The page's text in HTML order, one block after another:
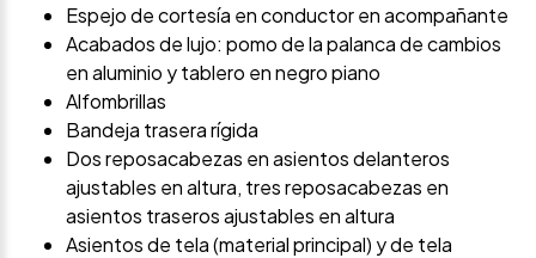
Espejo de cortesía en conductor en acompañante
Acabados de lujo: pomo de la palanca de cambios
en aluminio y tablero en negro piano
Alfombrillas
Bandeja trasera rígida
Dos reposacabezas en asientos delanteros
ajustables en altura, tres reposacabezas en
asientos traseros ajustables en altura
Asientos de tela (material principal) y de tela